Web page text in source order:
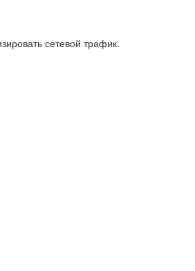
сетевой трафик.